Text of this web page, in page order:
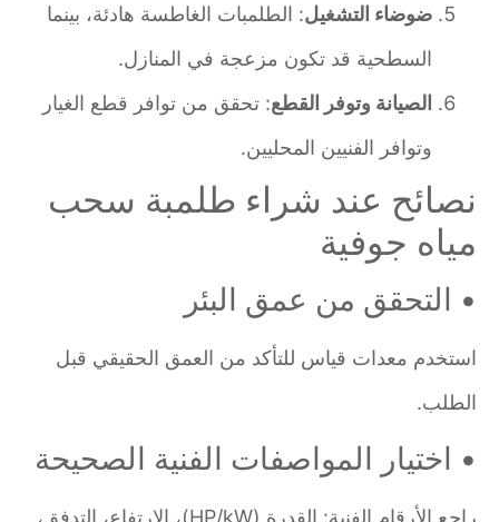
ضوضاء التشغيل: الطلمبات الغاطسة هادئة، بينما
السطحية قد تكون مزعجة في المنازل.
الصيانة وتوفر القطع: تحقق من توافر قطع الغيار
وتوافر الفنيين المحليين.
نصائح عند شراء طلمبة سحب
مياه جوفية
• التحقق من عمق البئر
استخدم معدات قياس للتأكد من العمق الحقيقي قبل
الطلب.
• اختيار المواصفات الفنية الصحيحة
راجع الأرقام الفنية: القدرة (HP/kW)، الارتفاع، التدفق،